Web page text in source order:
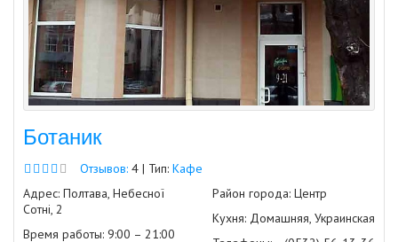
Ботаник
Отзывов: 4 | Тип: Кафе
Адрес: Полтава, Небесної
Сотні, 2
Время работы: 9:00 – 21:00
Район города: Центр
Кухня: Домашняя, Украинская